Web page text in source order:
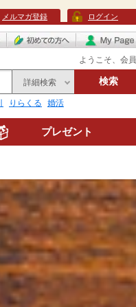
メルマガ登録 ログイン
ようこそ、会
詳細検索 検索
りらくる 婚活
プレゼント